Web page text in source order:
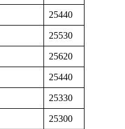
25440
25530
25620
25440
25330
25300